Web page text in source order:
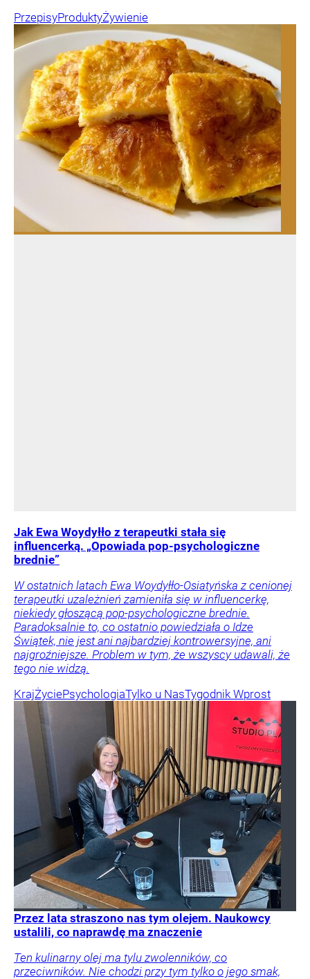
PrzepisyProduktyŻywienie
Jak Ewa Woydyłło z terapeutki stała się
influencerką. „Opowiada pop-psychologiczne
brednie”
W ostatnich latach Ewa Woydyłło-Osiatyńska z cenionej
terapeutki uzależnień zamieniła się w influencerkę,
niekiedy głoszącą pop-psychologiczne brednie.
Paradoksalnie to, co ostatnio powiedziała o Idze
Świątek, nie jest ani najbardziej kontrowersyjne, ani
najgroźniejsze. Problem w tym, że wszyscy udawali, że
tego nie widzą.
KrajŻyciePsychologiaTylko u NasTygodnik Wprost
Przez lata straszono nas tym olejem. Naukowcy
ustalili, co naprawdę ma znaczenie
Ten kulinarny olej ma tylu zwolenników, co
przeciwników. Nie chodzi przy tym tylko o jego smak,